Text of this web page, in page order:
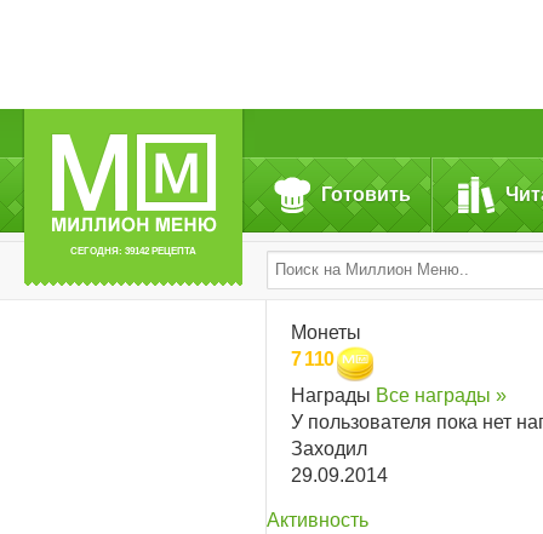
СЕГОДНЯ: 39142 РЕЦЕПТА
Готовить
Монеты
7 110
Награды Все награды »
У пользователя пока нет
Заходил
29.09.2014
Активность